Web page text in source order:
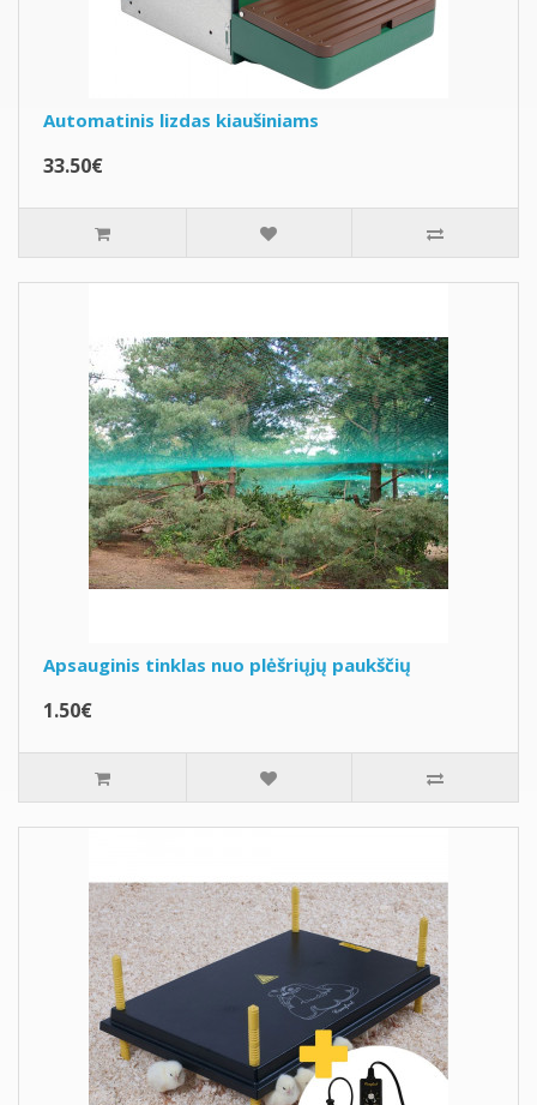
Automatinis lizdas kiaušiniams
33.50€
Apsauginis tinklas nuo plėšriųjų paukščių
1.50€